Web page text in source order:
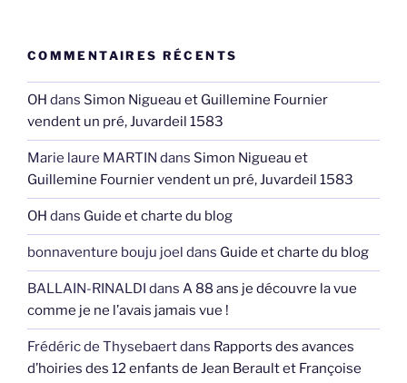
COMMENTAIRES RÉCENTS
OH dans Simon Nigueau et Guillemine Fournier
vendent un pré, Juvardeil 1583
Marie laure MARTIN dans Simon Nigueau et
Guillemine Fournier vendent un pré, Juvardeil 1583
OH dans Guide et charte du blog
bonnaventure bouju joel dans Guide et charte du blog
BALLAIN-RINALDI dans A 88 ans je découvre la vue
comme je ne l’avais jamais vue !
Frédéric de Thysebaertdans Rapports des avances
d’hoiries des 12 enfants de Jean Berault et Françoise